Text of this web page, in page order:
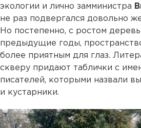
экологии и лично замминистра
не раз подвергался довольно
Но постепенно, с ростом
предыдущие годы,
более приятным для глаз.
скверу придают таблички с
писателей, которыми назвали
и кустарники.